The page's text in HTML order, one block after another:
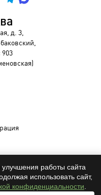
д. 3,
903
2026©
работы сайта
использовать сайт,
конфиденциальности